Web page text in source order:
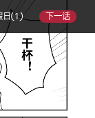
日① 下一话